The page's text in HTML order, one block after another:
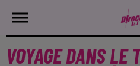
VOYAGE DANS LE